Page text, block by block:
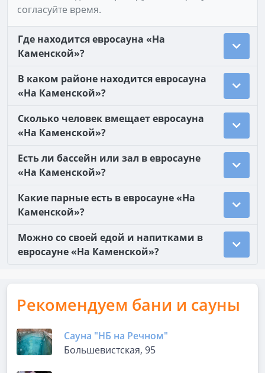
согласуйте время.
Где находится евросауна «На
Каменской»?
В каком районе находится евросауна
«На Каменской»?
Сколько человек вмещает евросауна
«На Каменской»?
Есть ли бассейн или зал в евросауне
«На Каменской»?
Какие парные есть в евросауне «На
Каменской»?
Можно со своей едой и напитками в
евросауне «На Каменской»?
Рекомендуем бани и сауны
Сауна "НБ на Речном"
Большевистская, 95